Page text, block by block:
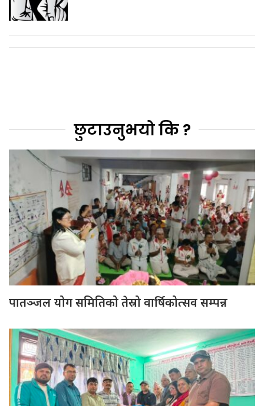
छुटाउनुभयो कि ?
पातञ्जल योग समितिको तेस्रो वार्षिकोत्सव सम्पन्न